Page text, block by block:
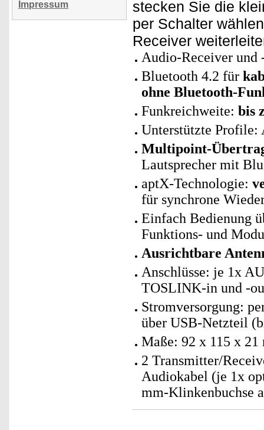
Impressum
stecken Sie die
per Schalter
Receiver
Audio-Receiver
Bluetooth 4.2 für
ohne Bluetooth-
Funkreichweite: bis
Unterstützte Profile:
Multipoint-
Lautsprecher mit
aptX-Technologie:
für synchrone
Einfach Bedienung
Funktions- und
Ausrichtbare
Anschlüsse: je 1x
TOSLINK-in und -
Stromversorgung:
über USB-Netzteil
Maße: 92 x 115 x
2 Transmitter/
Audiokabel (je 1x
mm-Klinkenbuchse